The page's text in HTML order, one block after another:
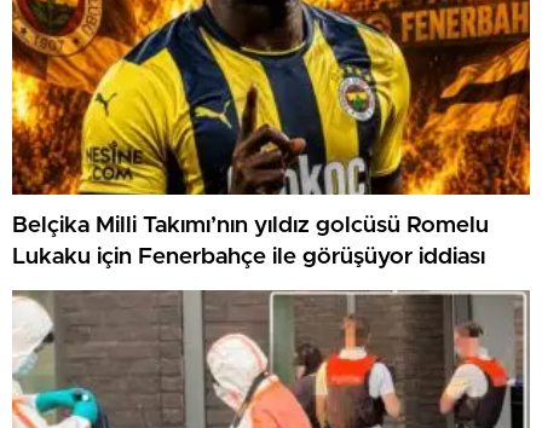
Belçika Milli Takımı’nın yıldız golcüsü Romelu
Lukaku için Fenerbahçe ile görüşüyor iddiası